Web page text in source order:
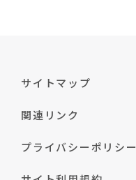
サイトマップ
関連リンク
プライバシーポリシー